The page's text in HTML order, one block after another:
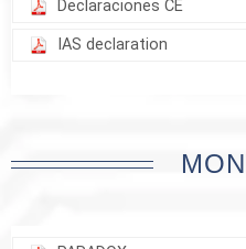
Declaraciones CE
IAS declaration